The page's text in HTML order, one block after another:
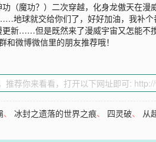
（魔功？）二次穿越，化身龙傲天在
地球就交给你们了，好好加油，我补
新……但是既然来了漫威宇宙又怎能不
微博微信里的朋友推荐哦！
、冰封之遗落的世界之痕、 四灵破、 从